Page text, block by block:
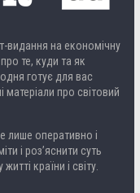
видання на економічну
те, куди та як
готує для вас
матеріали про світовий
лише оперативно і
і роз’яснити суть
країни і світу.